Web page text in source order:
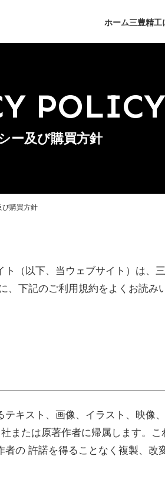
ホーム三豊精工
ー及び購買方針
POLICY
び購買方針
ト（以下、当ウェブサイト）は、
、下記のご利用規約をよくお読
テキスト、画像、イラスト、映像
または原著作者に帰属します。
者の 許諾を得ることなく複製、